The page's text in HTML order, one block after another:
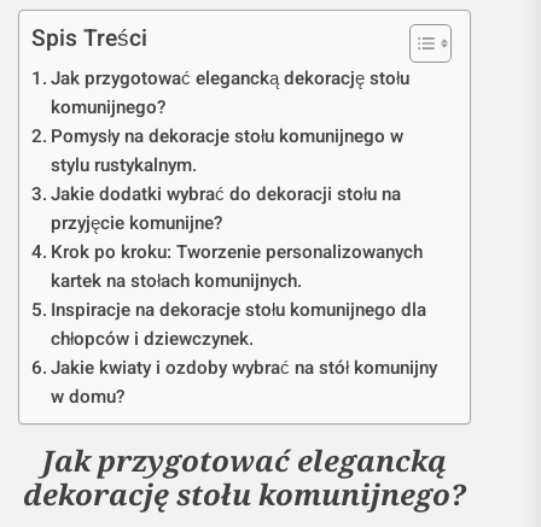
Spis Treści
Jak przygotować elegancką dekorację stołu
komunijnego?
Pomysły na dekoracje stołu komunijnego w
stylu rustykalnym.
Jakie dodatki wybrać do dekoracji stołu na
przyjęcie komunijne?
Krok po kroku: Tworzenie personalizowanych
kartek na stołach komunijnych.
Inspiracje na dekoracje stołu komunijnego dla
chłopców i dziewczynek.
Jakie kwiaty i ozdoby wybrać na stół komunijny
w domu?
Jak przygotować elegancką
dekorację stołu komunijnego?